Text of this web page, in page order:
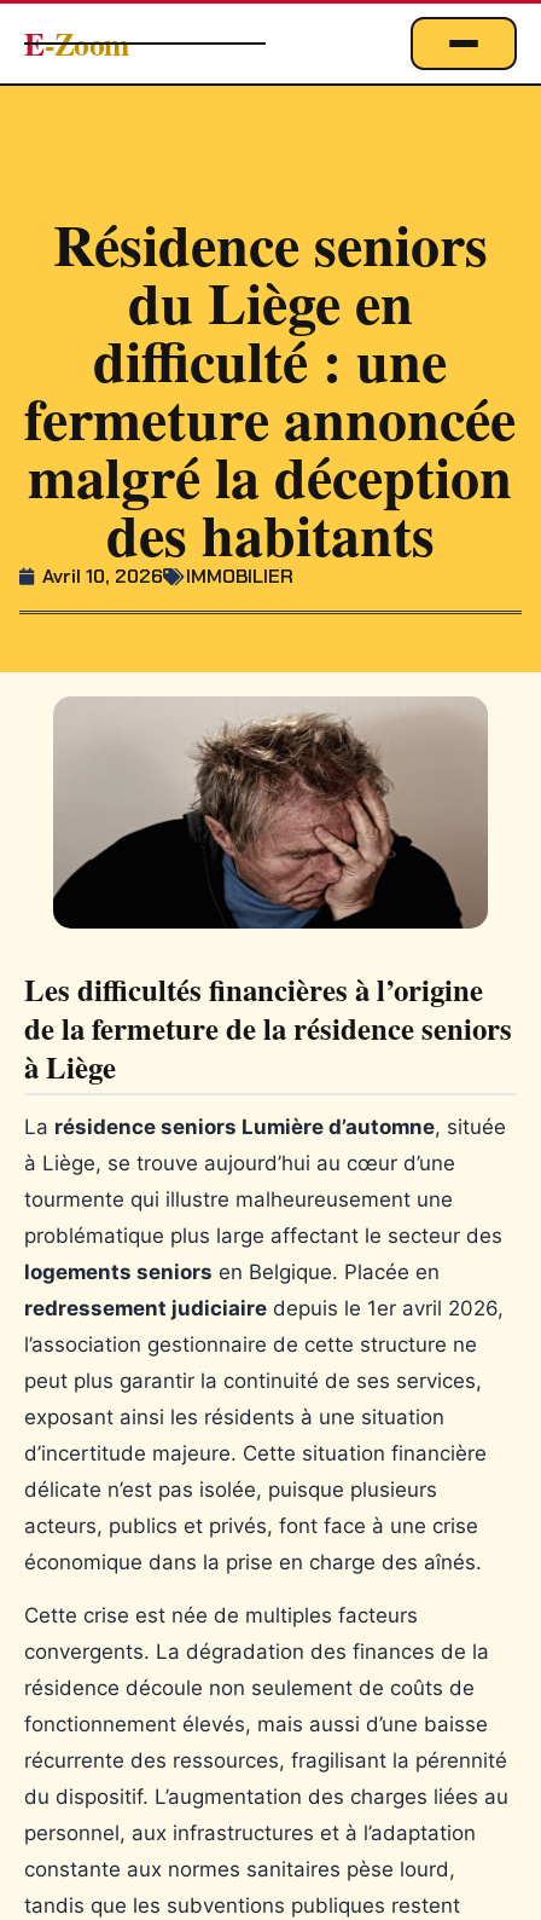
E-Zoom
IMMOBILIER
EMPLOI
MARKETING & DIGITAL
TECHNOLOGIE
À PROPOS
Résidence seniors
du Liège en
difficulté : une
fermeture annoncée
malgré la déception
des habitants
Avril 10, 2026 IMMOBILIER
Les difficultés financières à l’origine
de la fermeture de la résidence seniors
à Liège
La résidence seniors Lumière d’automne, située
à Liège, se trouve aujourd’hui au cœur d’une
tourmente qui illustre malheureusement une
problématique plus large affectant le secteur des
logements seniors en Belgique. Placée en
redressement judiciaire depuis le 1er avril 2026,
l’association gestionnaire de cette structure ne
peut plus garantir la continuité de ses services,
exposant ainsi les résidents à une situation
d’incertitude majeure. Cette situation financière
délicate n’est pas isolée, puisque plusieurs
acteurs, publics et privés, font face à une crise
économique dans la prise en charge des aînés.
Cette crise est née de multiples facteurs
convergents. La dégradation des finances de la
résidence découle non seulement de coûts de
fonctionnement élevés, mais aussi d’une baisse
récurrente des ressources, fragilisant la pérennité
du dispositif. L’augmentation des charges liées au
personnel, aux infrastructures et à l’adaptation
constante aux normes sanitaires pèse lourd,
tandis que les subventions publiques restent